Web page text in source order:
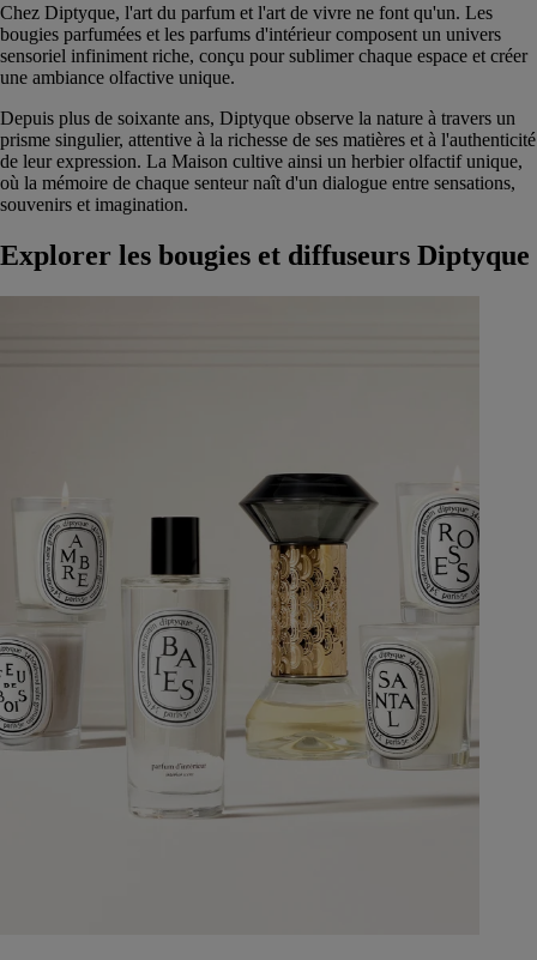
Chez Diptyque, l'art du parfum et l'art de vivre ne font qu'un. Les
bougies parfumées et les parfums d'intérieur composent un univers
sensoriel infiniment riche, conçu pour sublimer chaque espace et créer
une ambiance olfactive unique.
Depuis plus de soixante ans, Diptyque observe la nature à travers un
prisme singulier, attentive à la richesse de ses matières et à l'authenticité
de leur expression. La Maison cultive ainsi un herbier olfactif unique,
où la mémoire de chaque senteur naît d'un dialogue entre sensations,
souvenirs et imagination.
Explorer les bougies et diffuseurs Diptyque